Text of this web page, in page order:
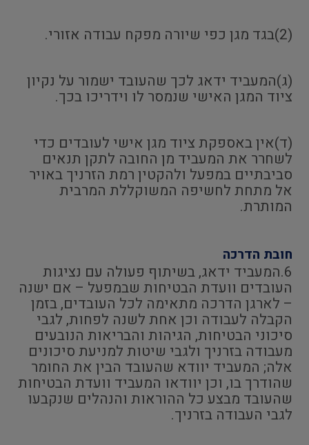
(2)בגד מגן כפי שיורה מפקח עבודה אזורי.
(ג)המעביד ידאג לכך שהעובד ישמור על נקיון
ציוד המגן האישי שנמסר לו וידריכו בכך.
(ד)אין באספקת ציוד מגן אישי לעובדים כדי
לשחרר את המעביד מן החובה לתקן תנאים
סביבתיים במפעל ולהקטין רמת הזרניך באויר
אל מתחת לחשיפה המשוקללת המרבית
המותרת.
חובת הדרכה
6.המעביד ידאג, בשיתוף פעולה עם נציגות
העובדים וועדת הבטיחות שבמפעל – אם ישנה
– לארגן הדרכה מתאימה לכל העובדים, בזמן
הקבלה לעבודה וכן אחת לשנה לפחות, לגבי
סיכוני הבטיחות, הגיהות והבריאות הנובעים
מעבודה בזרניך ולגבי שיטות למניעת סיכונים
אלה; המעביד יוודא שהעובד הבין את החומר
שהודרך בו, וכן יוודאו המעביד וועדת הבטיחות
שהעובד מבצע כל ההוראות והנהלים שנקבעו
לגבי העבודה בזרניך.